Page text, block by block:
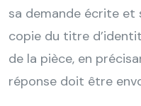
sa demande écrite et
copie du titre
de la pièce, en
réponse doit être